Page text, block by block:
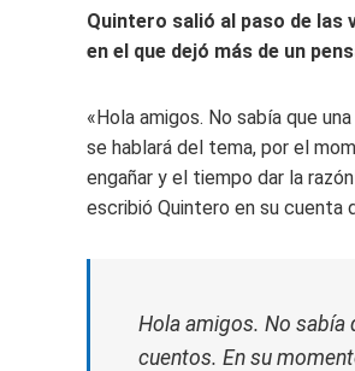
Quintero salió al paso de las
en el que dejó más de un
«Hola amigos. No sabía que
se hablará del tema, por el
engañar y el tiempo dar la
escribió Quintero en su cuenta
Hola amigos. No sabía
cuentos. En su